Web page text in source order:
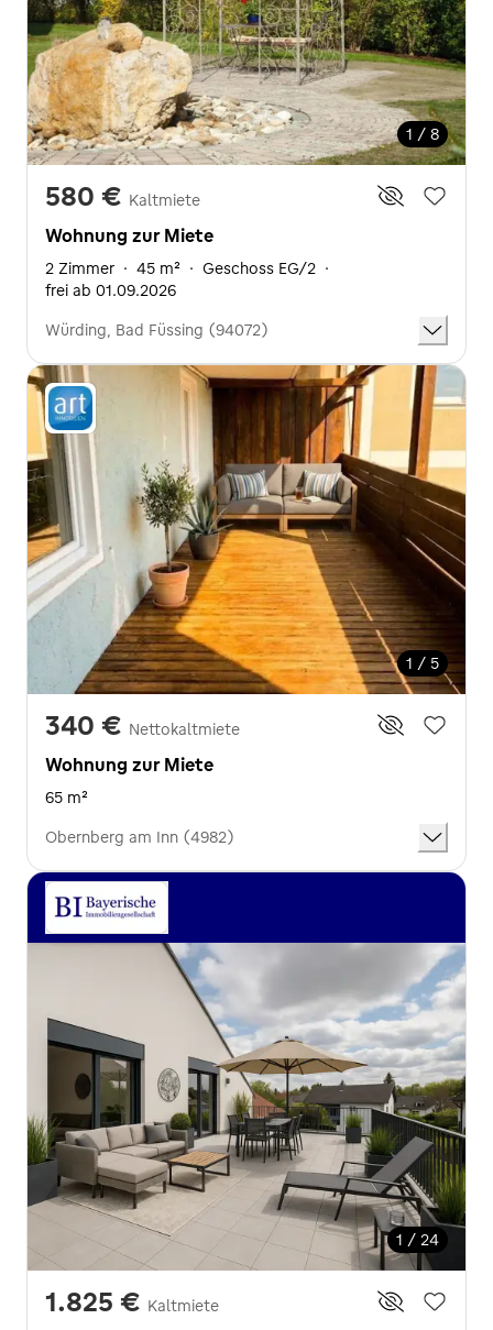
1 / 8
580 € Kaltmiete
Wohnung zur Miete
2 Zimmer · 45 m² · Geschoss EG/2 ·
frei ab 01.09.2026
Würding, Bad Füssing (94072)
1 / 5
340 € Nettokaltmiete
Wohnung zur Miete
65 m²
Obernberg am Inn (4982)
1 / 24
1.825 € Kaltmiete